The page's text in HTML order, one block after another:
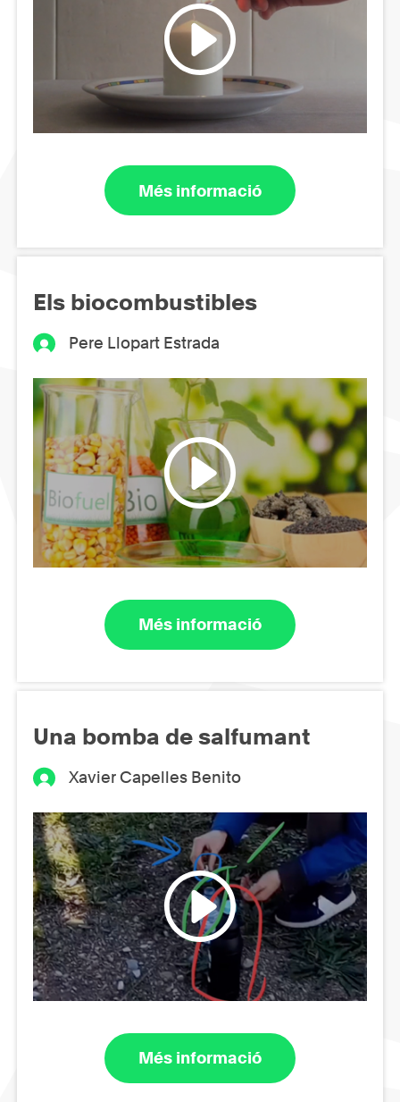
Més informació
Els biocombustibles
Pere Llopart Estrada
Més informació
Una bomba de salfumant
Xavier Capelles Benito
Més informació